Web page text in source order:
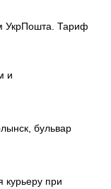
УкрПошта. Тариф
и
бульвар
курьеру при